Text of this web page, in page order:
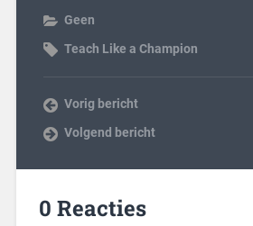
Geen
Teach Like a Champion
Vorig bericht
Volgend bericht
0 Reacties